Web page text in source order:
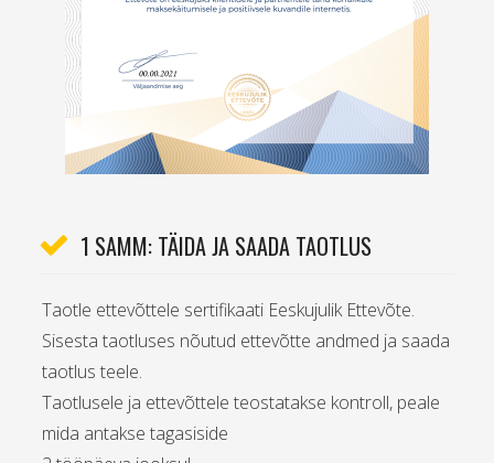
1 SAMM: TÄIDA JA SAADA TAOTLUS
Taotle ettevõttele sertifikaati Eeskujulik Ettevõte.
Sisesta taotluses nõutud ettevõtte andmed ja saada
taotlus teele.
Taotlusele ja ettevõttele teostatakse kontroll, peale
mida antakse tagasiside